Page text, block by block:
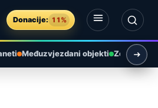
Donacije: 11%
Međuzvjezdani objekti Zemlja i